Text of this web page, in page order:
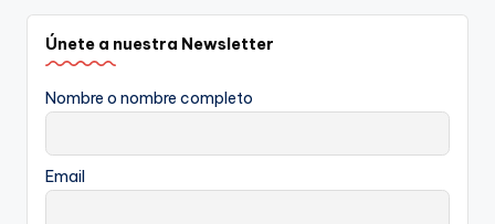
Únete a nuestra Newsletter
Nombre o nombre completo
Email